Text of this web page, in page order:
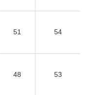
51 54
48 53